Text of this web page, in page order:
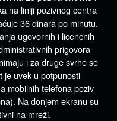
na liniji pozivnog centra
36 dinara po minutu.
ugovornih i licencnih
prigovora
i za druge svrhe se
je uvek u potpunosti
mobilnih telefona poziv
Na donjem ekranu su
na mreži.